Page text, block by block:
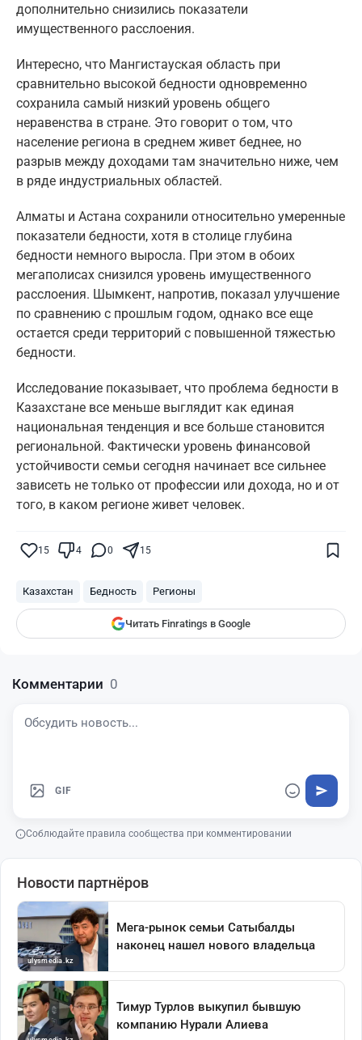
дополнительно снизились показатели
имущественного расслоения.
Интересно, что Мангистауская область при
сравнительно высокой бедности одновременно
сохранила самый низкий уровень общего
неравенства в стране. Это говорит о том, что
население региона в среднем живет беднее, но
разрыв между доходами там значительно ниже, чем
в ряде индустриальных областей.
Алматы и Астана сохранили относительно умеренные
показатели бедности, хотя в столице глубина
бедности немного выросла. При этом в обоих
мегаполисах снизился уровень имущественного
расслоения. Шымкент, напротив, показал улучшение
по сравнению с прошлым годом, однако все еще
остается среди территорий с повышенной тяжестью
бедности.
Исследование показывает, что проблема бедности в
Казахстане все меньше выглядит как единая
национальная тенденция и все больше становится
региональной. Фактически уровень финансовой
устойчивости семьи сегодня начинает все сильнее
зависеть не только от профессии или дохода, но и от
того, в каком регионе живет человек.
15 4 0 15
Казахстан Бедность Регионы
Читать Finratings в Google
показываться вам
Комментарии 0
GIF
Соблюдайте правила сообщества при комментировании